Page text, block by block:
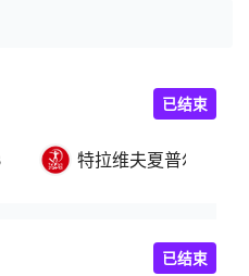
特拉维夫夏普尔
已结束
已结束